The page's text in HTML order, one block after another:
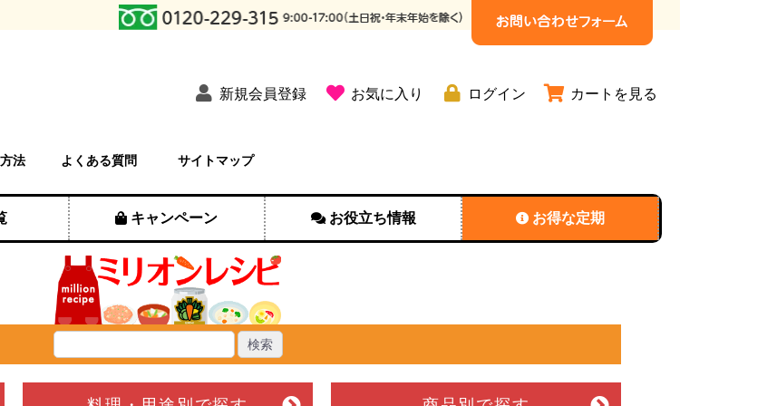
新規会員登録 お気に入り ログイン カートを見る
法 よくある質問 サイトマップ
キャンペーン お役立ち情報 お得な定期